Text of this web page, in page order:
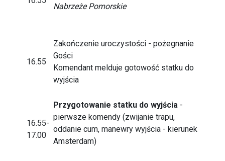
Nabrzeże Pomorskie
16.55
Zakończenie uroczystości - pożegnanie
Gości
Komendant melduje gotowość statku do
wyjścia
16.55-
17.00
Przygotowanie statku do wyjścia -
pierwsze komendy (zwijanie trapu,
oddanie cum, manewry wyjścia - kierunek
Amsterdam)